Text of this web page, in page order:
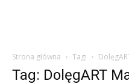
Strona główna Tagi
Tag: DolęgART